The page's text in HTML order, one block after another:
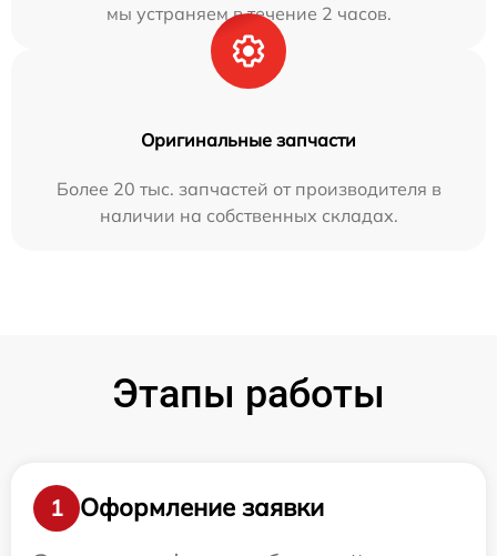
мы устраняем в течение 2 часов.
Оригинальные запчасти
Более 20 тыс. запчастей от производителя в
наличии на собственных складах.
Этапы работы
1
Оформление заявки